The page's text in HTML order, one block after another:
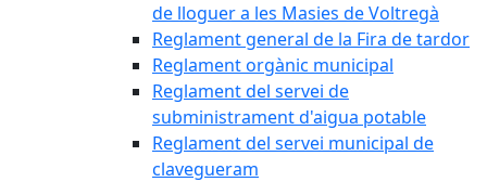
de lloguer a les Masies de Voltregà
Reglament general de la Fira de tardor
Reglament orgànic municipal
Reglament del servei de
subministrament d'aigua potable
Reglament del servei municipal de
clavegueram